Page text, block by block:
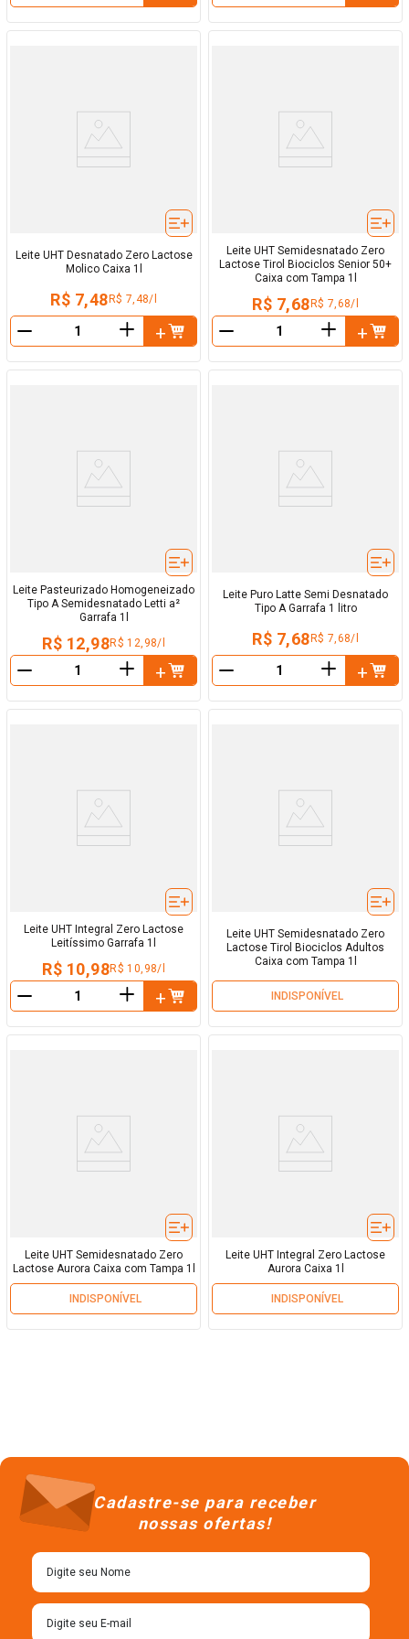
Leite UHT Desnatado Zero Lactose
Molico Caixa 1l
R$ 7,48 R$ 7,48/l
＋
Leite UHT Semidesnatado Zero
Lactose Tirol Biociclos Senior 50+
Caixa com Tampa 1l
R$ 7,68 R$ 7,68/l
＋
Leite Pasteurizado Homogeneizado
Tipo A Semidesnatado Letti a²
Garrafa 1l
R$ 12,98R$ 12,98/l
＋
Leite Puro Latte Semi Desnatado
Tipo A Garrafa 1 litro
R$ 7,68 R$ 7,68/l
＋
Leite UHT Integral Zero Lactose
Leitíssimo Garrafa 1l
R$ 10,98R$ 10,98/l
＋
Leite UHT Semidesnatado Zero
Lactose Tirol Biociclos Adultos
Caixa com Tampa 1l
INDISPONÍVEL
Leite UHT Semidesnatado Zero
Lactose Aurora Caixa com Tampa 1l
INDISPONÍVEL
Leite UHT Integral Zero Lactose
Aurora Caixa 1l
INDISPONÍVEL
Cadastre-se para receber
nossas ofertas!